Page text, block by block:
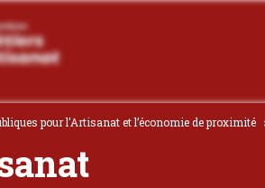
pour l'Artisanat et l’économie de proximité